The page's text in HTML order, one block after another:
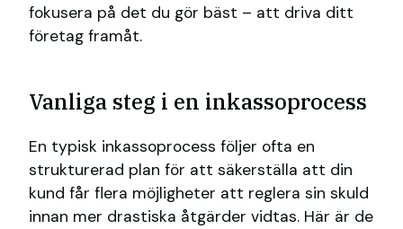
fokusera på det du gör bäst – att driva ditt
företag framåt.
Vanliga steg i en inkassoprocess
En typisk inkassoprocess följer ofta en
strukturerad plan för att säkerställa att din
kund får flera möjligheter att reglera sin skuld
innan mer drastiska åtgärder vidtas. Här är de